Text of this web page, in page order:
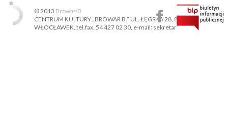
© 2013 Browar·B
CENTRUM KULTURY „BROWAR B.” UL. ŁĘGSKA 28, 87-800
WŁOCŁAWEK, tel.fax. 54 427 02 30, e-mail: sekretariat@ckbb.pl